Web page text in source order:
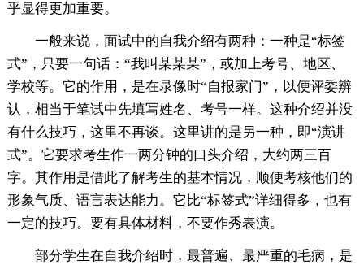
乎显得更加重要。
一般来说，面试中的自我介绍有两种：一种是“标签
式”，只要一句话：“我叫某某某”，或加上考号、地区、
学校等。它的作用，是在录像时“自报家门”，以便评委辨
认，相当于笔试中先填写姓名、考号一样。这种介绍并没
有什么技巧，这里不再谈。这里讲的是另一种，即“演讲
式”。它要求考生作一两分钟的口头介绍，大约两三百
字。其作用是借此了解考生的基本情况，顺便考核他们的
形象气质、语言表达能力。它比“标签式”详细得多，也有
一定的技巧。要有具体材料，不要作秀表演。
部分学生在自我介绍时，最普遍、最严重的毛病，是